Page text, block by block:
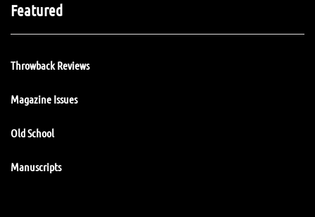
Featured
Throwback Reviews
Magazine Issues
Old School
Manuscripts